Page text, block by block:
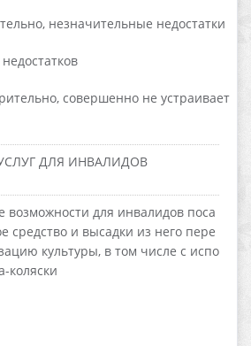
незначительные недостатки
совершенно не устраивает
ДЛЯ ИНВАЛИДОВ
возможности для инвалидов поса
средство и высадки из него пере
культуры, в том числе с испо
коляски